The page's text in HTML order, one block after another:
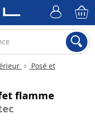
Posé et
flamme